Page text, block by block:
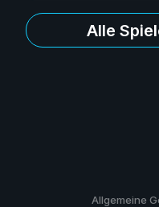
Alle
Allgemeine